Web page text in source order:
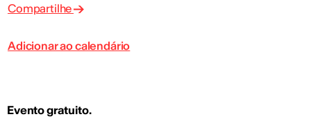
Compartilhe
Adicionar ao calendário
Evento gratuito.